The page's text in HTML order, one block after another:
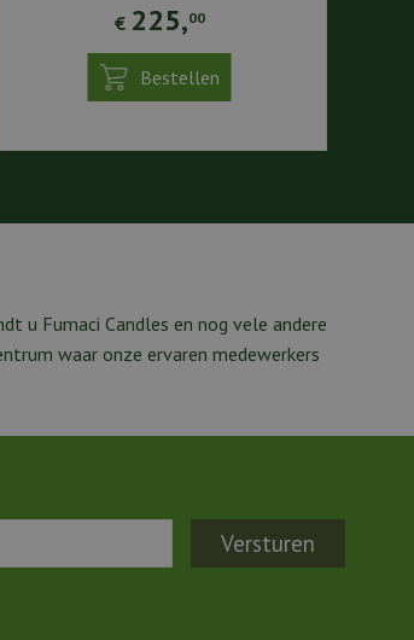
€ 225,00
Bestellen
u Fumaci Candles en nog vele andere
waar onze ervaren medewerkers